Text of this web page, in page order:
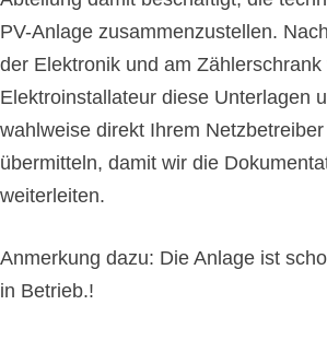
PV-Anlage zusammenzustellen.
der Elektronik und am Zählerschrank
Elektroinstallateur diese Unterlagen
wahlweise direkt Ihrem
übermitteln, damit wir die
weiterleiten.
Anmerkung dazu: Die Anlage ist
in Betrieb.!